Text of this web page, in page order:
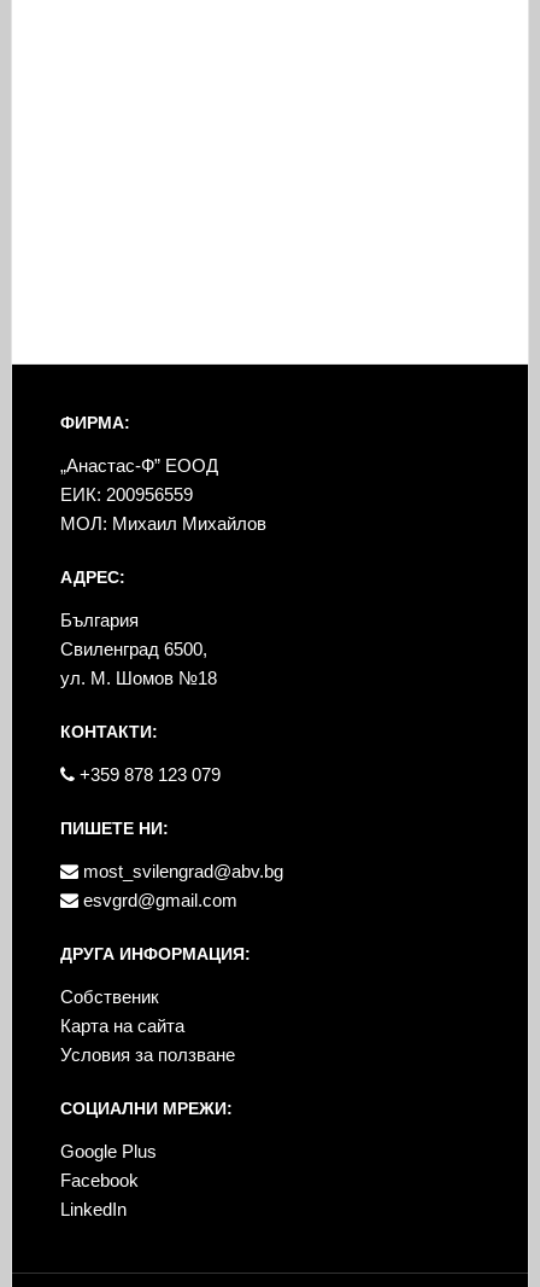
ФИРМА:
„Анастас-Ф” ЕООД
ЕИК: 200956559
МОЛ: Михаил Михайлов
АДРЕС:
България
Свиленград 6500,
ул. М. Шомов №18
КОНТАКТИ:
+359 878 123 079
ПИШЕТЕ НИ:
most_svilengrad@abv.bg
esvgrd@gmail.com
ДРУГА ИНФОРМАЦИЯ:
Собственик
Карта на сайта
Условия за ползване
СОЦИАЛНИ МРЕЖИ:
Google Plus
Facebook
LinkedIn